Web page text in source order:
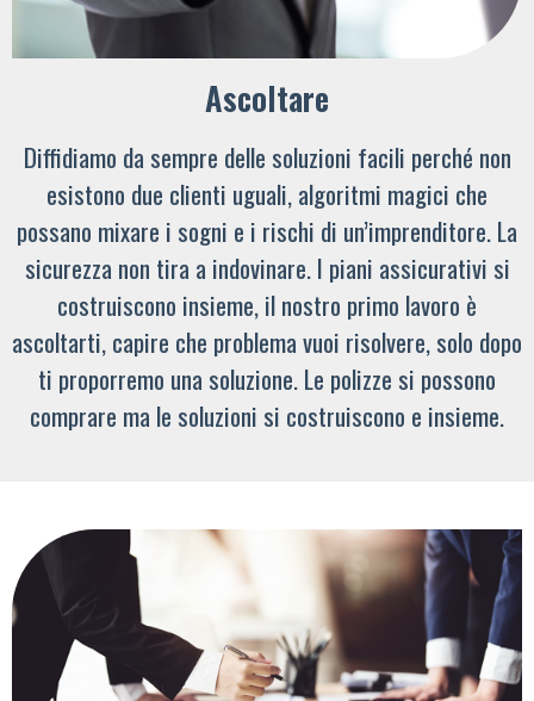
Ascoltare
Diffidiamo da sempre delle soluzioni facili perché non
esistono due clienti uguali, algoritmi magici che
possano mixare i sogni e i rischi di un’imprenditore. La
sicurezza non tira a indovinare. I piani assicurativi si
costruiscono insieme, il nostro primo lavoro è
ascoltarti, capire che problema vuoi risolvere, solo dopo
ti proporremo una soluzione. Le polizze si possono
comprare ma le soluzioni si costruiscono e insieme.